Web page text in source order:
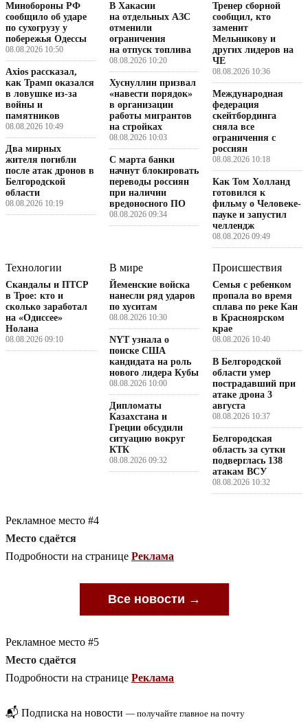
Минобороны РФ
сообщило об ударе
по сухогрузу у
побережья Одессы
08.08.2026 10:50
Axios рассказал,
как Трамп оказался
в ловушке из-за
войны и
памятников
08.08.2026 10:49
Два мирных
жителя погибли
после атак дронов в
Белгородской
области
08.08.2026 10:19
В Хакасии
на отдельных АЗС
отменили
ограничения
на отпуск топлива
08.08.2026 10:20
Хуснуллин призвал
«навести порядок»
в организации
работы мигрантов
на стройках
08.08.2026 10:03
С марта банки
начнут блокировать
переводы россиян
при наличии
вредоносного ПО
08.08.2026 09:34
Тренер сборной
сообщил, кто
заменит
Мельникову и
других лидеров на
ЧЕ
08.08.2026 10:36
Международная
федерация
скейтбординга
сняла все
ограничения с
россиян
08.08.2026 10:18
Как Том Холланд
готовился к
фильму о Человеке-
пауке и запустил
челлендж
08.08.2026 09:49
Технологии
Скандалы и ПТСР
в Трое: кто и
сколько заработал
на «Одиссее»
Нолана
08.08.2026 09:10
В мире
Йеменские войска
нанесли ряд ударов
по хуситам
08.08.2026 10:30
NYT узнала о
поиске США
кандидата на роль
нового лидера Кубы
08.08.2026 10:00
Дипломаты
Казахстана и
Греции обсудили
ситуацию вокруг
КТК
08.08.2026 09:32
Происшествия
Семья с ребенком
пропала во время
сплава по реке Кан
в Красноярском
крае
08.08.2026 10:40
В Белгородской
области умер
пострадавший при
атаке дрона 3
августа
08.08.2026 10:37
Белгородская
область за сутки
подверглась 138
атакам ВСУ
08.08.2026 10:32
Рекламное место #4
Место сдаётся
Подробности на странице Реклама
Все новости →
Рекламное место #5
Место сдаётся
Подробности на странице Реклама
📬 Подписка на новости — получайте главное на почту